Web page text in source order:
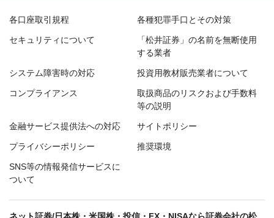
各口座取引規程 各種犯罪手口とその対策
セキュリティについて
「松井証券」の名前を無断使用
する業者
システム障害時の対応 投資用教材販売業者について
コンプライアンス
取扱商品のリスクおよび手数料
等の説明
金融サービス提供法への対応 サイトポリシー
プライバシーポリシー 推奨環境
SNS等の情報発信サービスに
ついて